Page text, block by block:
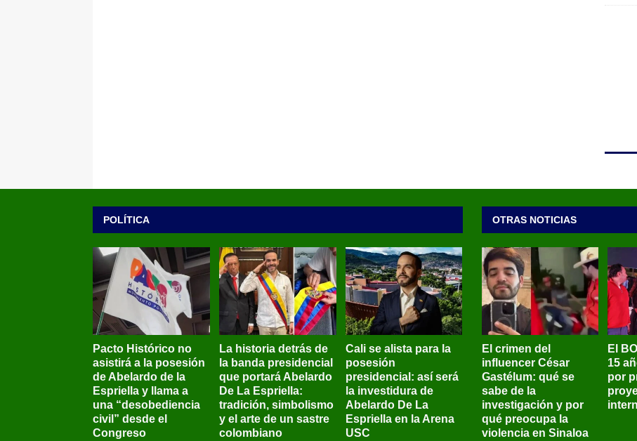
POLÍTICA
Pacto Histórico no
asistirá a la posesión
de Abelardo de la
Espriella y llama a
una “desobediencia
civil” desde el
Congreso
La historia detrás de
la banda presidencial
que portará Abelardo
De La Espriella:
tradición, simbolismo
y el arte de un sastre
colombiano
Cali se alista para la
posesión
presidencial: así será
la investidura de
Abelardo De La
Espriella en la Arena
USC
OTRAS NOTICIAS
El crimen del
influencer César
Gastélum: qué se
sabe de la
investigación y por
qué preocupa la
violencia en Sinaloa
El
15
por